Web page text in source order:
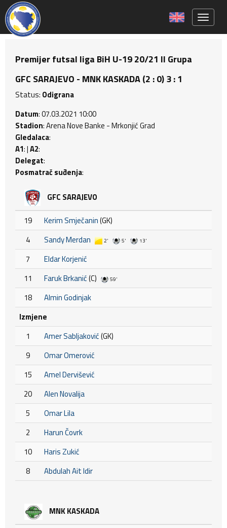
Premijer futsal liga BiH U-19 20/21 II Grupa
GFC SARAJEVO - MNK KASKADA (2 : 0) 3 : 1
Status: Odigrana
Datum: 07.03.2021 10:00
Stadion: Arena Nove Banke - Mrkonjić Grad
Gledalaca:
A1: |A2:
Delegat:
Posmatrač suđenja:
GFC SARAJEVO
19 Kerim Smječanin(GK)
4
Sandy Merdan 2' 5' 13'
7
Eldar Korjenić
11
Faruk Brkanić(C) 59'
18
Almin Godinjak
Izmjene
1
Amer Sabljaković(GK)
9
Omar Omerović
15
Amel Dervišević
20
Alen Novalija
5
Omar Lila
2
Harun Čovrk
10
Haris Zukić
8
Abdulah Ait Idir
MNK KASKADA